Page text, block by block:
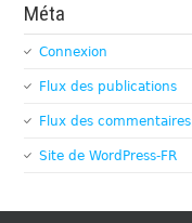
Méta
Connexion
Flux des publications
Flux des commentaires
Site de WordPress-FR